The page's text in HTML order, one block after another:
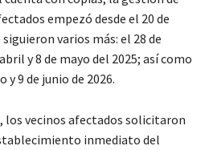
empezó desde el 20 de
varios más: el 28 de
y 8 de mayo del 2025; así como
y 9 de junio de 2026.
vecinos afectados solicitaron
inmediato del